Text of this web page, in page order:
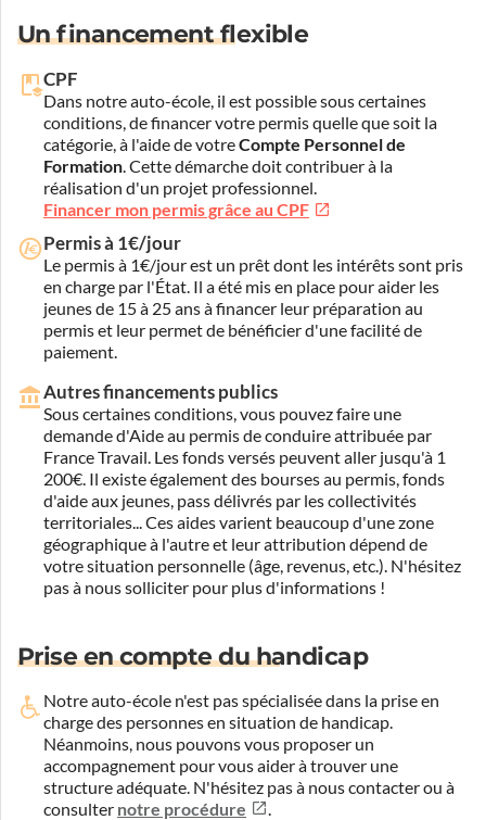
Un financement flexible
CPF
Dans notre auto-école, il est possible sous certaines
conditions, de financer votre permis quelle que soit la
catégorie, à l'aide de votreCompte Personnel de
Formation. Cette démarche doit contribuer à la
réalisation d'un projet professionnel.
Financer mon permis grâce au CPF
Permis à 1€/jour
Le permis à 1€/jour est un prêt dont les intérêts sont pris
en charge par l'État. Il a été mis en place pour aider les
jeunes de 15 à 25 ans à financer leur préparation au
permis et leur permet de bénéficier d'une facilité de
paiement.
Autres financements publics
Sous certaines conditions, vous pouvez faire une
demande d'Aide au permis de conduire attribuée par
France Travail. Les fonds versés peuvent aller jusqu'à 1
200€. Il existe également des bourses au permis, fonds
d'aide aux jeunes, pass délivrés par les collectivités
territoriales... Ces aides varient beaucoup d'une zone
géographique à l'autre et leur attribution dépend de
votre situation personnelle (âge, revenus, etc.). N'hésitez
pas à nous solliciter pour plus d'informations !
Prise en compte du handicap
Notre auto-école n'est pas spécialisée dans la prise en
charge des personnes en situation de handicap.
Néanmoins, nous pouvons vous proposer un
accompagnement pour vous aider à trouver une
structure adéquate. N'hésitez pas à nous contacter ou à
consulter notre procédure